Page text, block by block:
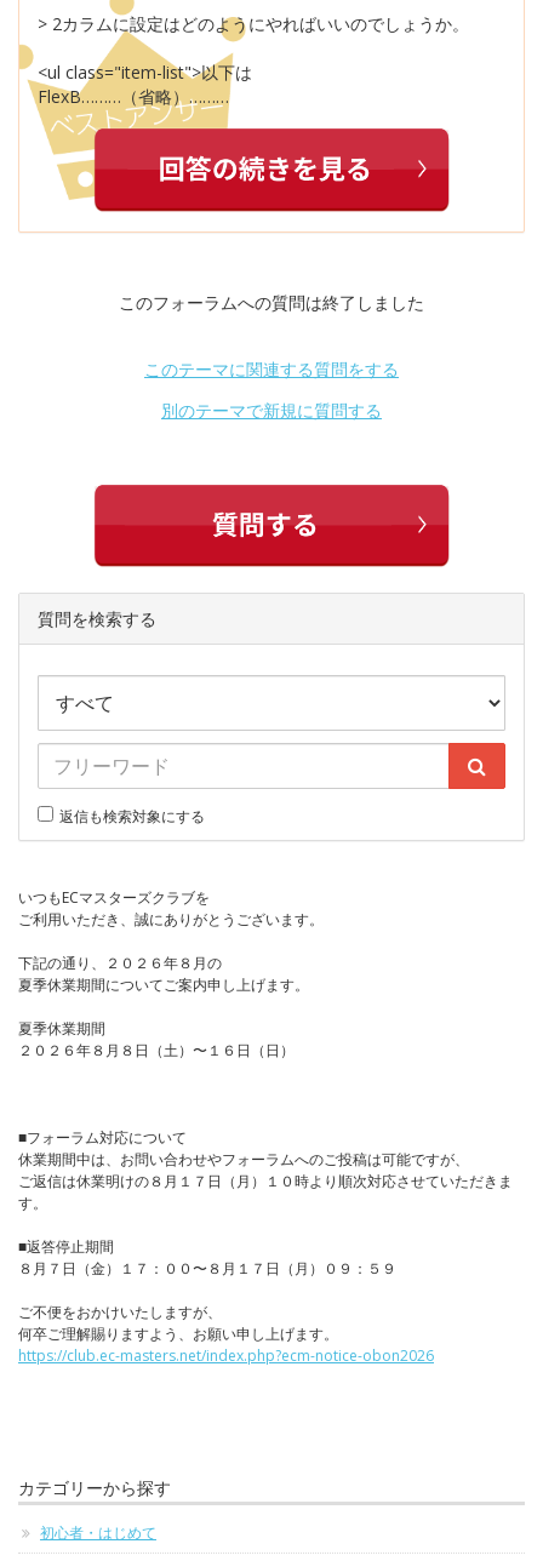
> 2カラムに設定はどのようにやればいいのでしょうか。
<ul class="item-list">以下は
FlexB………（省略）………
このフォーラムへの質問は終了しました
このテーマに関連する質問をする
別のテーマで新規に質問する
質問を検索する
返信も検索対象にする
いつもECマスターズクラブを
ご利用いただき、誠にありがとうございます。
下記の通り、２０２６年８月の
夏季休業期間についてご案内申し上げます。
夏季休業期間
２０２６年８月８日（土）〜１６日（日）
■フォーラム対応について
休業期間中は、お問い合わせやフォーラムへのご投稿は可能ですが、
ご返信は休業明けの８月１７日（月）１０時より順次対応させていただきま
す。
■返答停止期間
８月７日（金）１７：００〜８月１７日（月）０９：５９
ご不便をおかけいたしますが、
何卒ご理解賜りますよう、お願い申し上げます。
https://club.ec-masters.net/index.php?ecm-notice-obon2026
カテゴリーから探す
初心者・はじめて